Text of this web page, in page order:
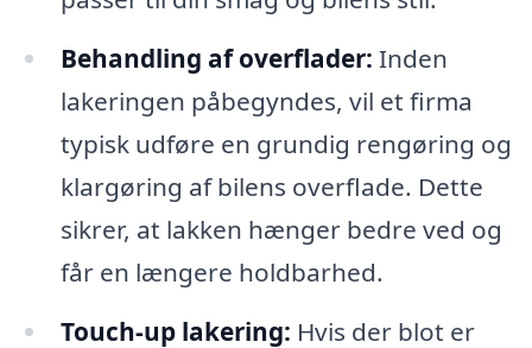
Behandling af overflader: Inden
lakeringen påbegyndes, vil et firma
typisk udføre en grundig rengøring og
klargøring af bilens overflade. Dette
sikrer, at lakken hænger bedre ved og
får en længere holdbarhed.
Touch-up lakering: Hvis der blot er